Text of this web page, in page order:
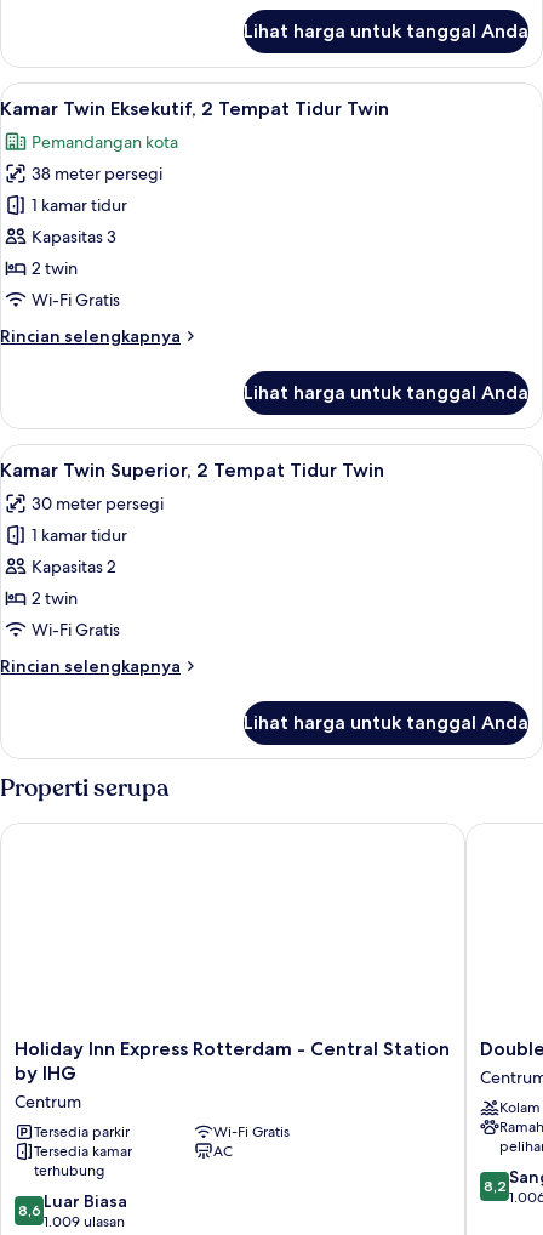
pemandangan
kota
Kamar
Twin
Deluks,
Tempat
Tidur
Twin,
pemandangan
kota
Lihat harga untuk tanggal Anda
Lihat
semua
foto
untuk
Kamar
Twin
Eksekutif,
2
Tidur
Kamar Twin Eksekutif, 2 Tempat
9
Kamar Twin Eksekutif, 2 Tempat Tidur Twin
Pemandangan kota
38 meter persegi
1 kamar tidur
Kapasitas 3
2 twin
Wi-Fi Gratis
Rincian selengkapnya
Rincian
Kamar
Twin
Eksekutif,
Tempat
Tidur
Lihat harga untuk tanggal Anda
Lihat
semua
foto
untuk
Kamar
Twin
Superior,
Tempat
Seprai katun Mesir, seprai premium,
4
Kamar Twin Superior, 2 Tempat Tidur Twin
30 meter persegi
1 kamar tidur
Kapasitas 2
2 twin
Wi-Fi Gratis
Rincian selengkapnya
Rincian
Kamar
Superior,
Tempat
Lihat harga untuk tanggal Anda
Properti serupa
Holiday
Inn
Express
Rotterdam
-
Central
Station
by
IHG
Holiday Inn Express Rotterdam - Central Station
by IHG
Centrum
Tersedia parkir
Wi-Fi Gratis
Tersedia kamar
terhubung
AC
8.6
dari
8,6 Luar Biasa
1.009 ulasan
Holiday Inn Express Rotterdam - Central Station by IHG
by
Hilton
Centre
8.2
dari
8,2